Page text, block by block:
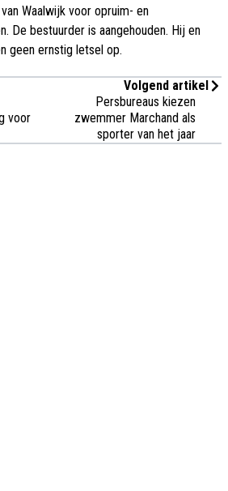
Waalwijk voor opruim- en
De bestuurder is aangehouden. Hij en
geen ernstig letsel op.
voor
Volgend artikel
Persbureaus kiezen
zwemmer Marchand als
sporter van het jaar